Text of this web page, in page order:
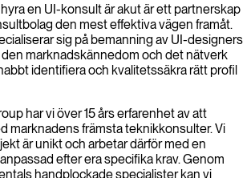
en UI-konsult är akut är ett partnerskap
den mest effektiva vägen framåt.
sig på bemanning av UI-designers
marknadskännedom och det nätverk
identifiera och kvalitetssäkra rätt profil
har vi över 15 års erfarenhet av att
marknadens främsta teknikkonsulter. Vi
är unikt och arbetar därför med en
efter era specifika krav. Genom
handplockade specialister kan vi